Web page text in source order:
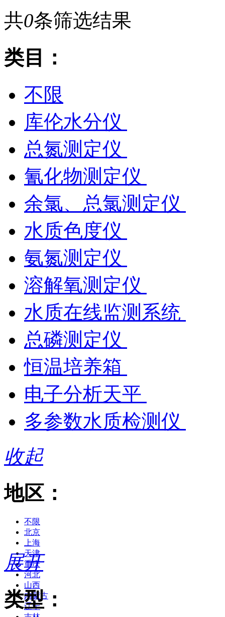
共0条筛选结果
类目：
不限
库伦水分仪
总氮测定仪
氰化物测定仪
余氯、总氯测定仪
水质色度仪
氨氮测定仪
溶解氧测定仪
水质在线监测系统
总磷测定仪
恒温培养箱
电子分析天平
多参数水质检测仪
收起
地区：
不限
北京
上海
天津
重庆
河北
山西
内蒙古
辽宁
展开
类型：